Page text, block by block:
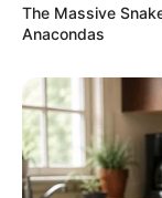
The Massive
Anacondas